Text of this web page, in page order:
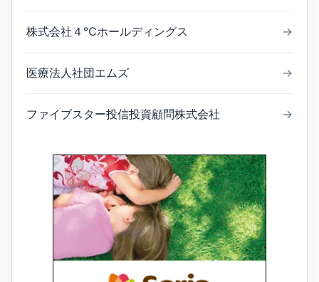
株式会社４℃ホールディングス →
医療法人社団エムズ →
ファイブスター投信投資顧問株式会社 →